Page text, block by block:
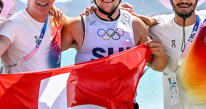
05Mai
Classe Ultim 32/23 ,Records, Trophée Jules Verne